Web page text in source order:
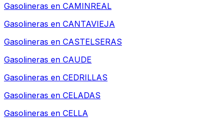
Gasolineras en CAMINREAL
Gasolineras en CANTAVIEJA
Gasolineras en CASTELSERAS
Gasolineras en CAUDE
Gasolineras en CEDRILLAS
Gasolineras en CELADAS
Gasolineras en CELLA